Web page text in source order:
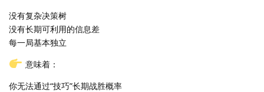
没有复杂决策树
没有长期可利用的信息差
每一局基本独立
意味着：
你无法通过“技巧”长期战胜概率